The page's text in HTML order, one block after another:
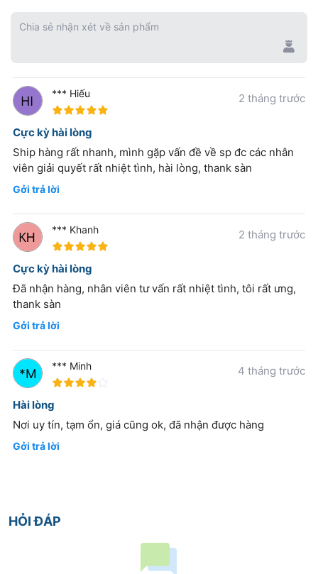
Chia sẻ nhận xét về sản phẩm
*** Hiếu
2 tháng trước
Cực kỳ hài lòng
Ship hàng rất nhanh, mình gặp vấn đề về sp đc các nhân
viên giải quyết rất nhiệt tình, hài lòng, thank sàn
Gởi trả lời
*** Khanh
2 tháng trước
Cực kỳ hài lòng
Đã nhận hàng, nhân viên tư vấn rất nhiệt tình, tôi rất ưng,
thank sàn
Gởi trả lời
*** Minh 4 tháng trước
Hài lòng
Nơi uy tín, tạm ổn, giá cũng ok, đã nhận được hàng
Gởi trả lời
HỎI ĐÁP